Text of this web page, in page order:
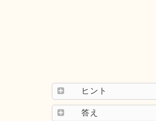
ヒント
答え